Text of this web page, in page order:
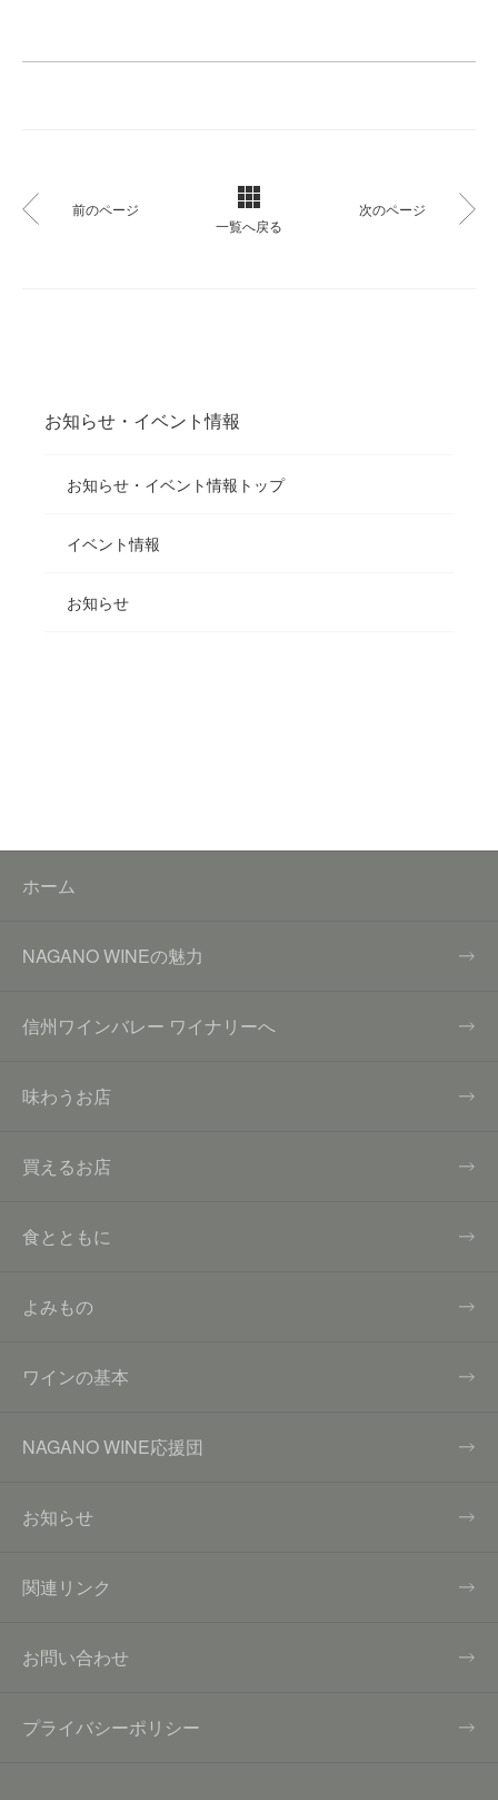
お知らせ・イベント情報
お知らせ・イベント情報トップ
イベント情報
お知らせ
前のページ
一覧へ戻る
次のページ
ホーム
NAGANO WINEの魅力
信州ワインバレー ワイナリーへ
味わうお店
買えるお店
食とともに
よみもの
ワインの基本
NAGANO WINE応援団
お知らせ
関連リンク
お問い合わせ
プライバシーポリシー